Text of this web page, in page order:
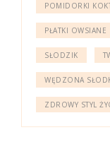
POMIDORKI
PŁATKI OWSIANE
SŁODZIK
WĘDZONA
ZDROWY STYL